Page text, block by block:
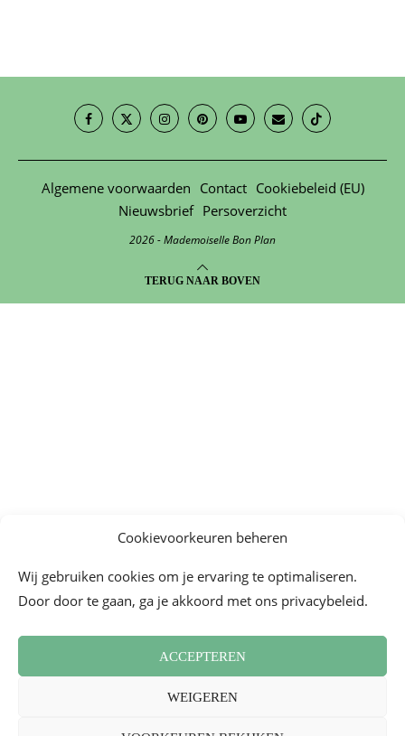
Cookievoorkeuren beheren
Wij gebruiken cookies om je ervaring te optimaliseren.
Door door te gaan, ga je akkoord met ons privacybeleid.
ACCEPTEREN
WEIGEREN
Algemene voorwaarden Contact Cookiebeleid (EU)
Nieuwsbrief Persoverzicht
2026 - Mademoiselle Bon Plan
TERUG NAAR BOVEN